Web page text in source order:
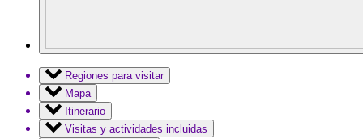
Regiones para visitar
Mapa
Itinerario
Visitas y actividades incluidas